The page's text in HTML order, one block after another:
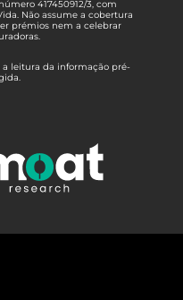
417450912/3, com
Não assume a cobertura
prémios nem a celebrar
leitura da informação pré-